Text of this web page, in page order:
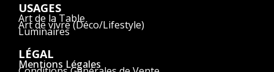
USAGES
Art de la Table
Art de vivre (Déco/Lifestyle)
Luminaires
LÉGAL
Mentions Légales